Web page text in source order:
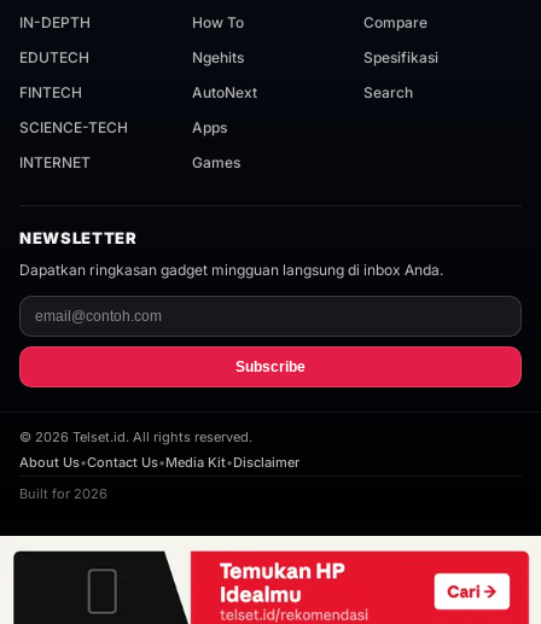
IN-DEPTH
EDUTECH
FINTECH
SCIENCE-TECH
INTERNET
How To
Ngehits
AutoNext
Apps
Games
Compare
Spesifikasi
Search
NEWSLETTER
Dapatkan ringkasan gadget mingguan langsung di inbox Anda.
Subscribe
© 2026 Telset.id. All rights reserved.
About Us•Contact Us•Media Kit•Disclaimer
Built for 2026